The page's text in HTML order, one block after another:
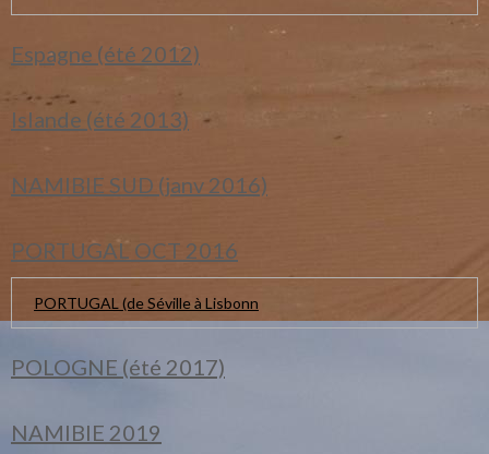
Espagne (été 2012)
Islande (été 2013)
NAMIBIE SUD (janv 2016)
PORTUGAL OCT 2016
PORTUGAL (de Séville à Lisbonn
POLOGNE (été 2017)
NAMIBIE 2019